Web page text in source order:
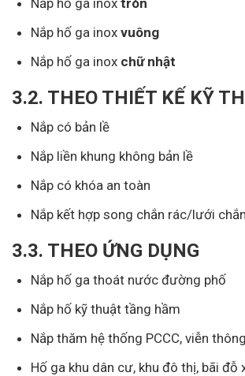
Nắp hố ga inox vuông
Nắp hố ga inox chữ nhật
3.2. THEO THIẾT KẾ KỸ
Nắp có bản lề
Nắp liền khung không bản lề
Nắp có khóa an toàn
Nắp kết hợp song chắn rác/lưới
3.3. THEO ỨNG DỤNG
Nắp hố ga thoát nước đường phố
Nắp hố kỹ thuật tầng hầm
Nắp thăm hệ thống PCCC, viễn
Hố ga khu dân cư, khu đô thị, bãi đỗ